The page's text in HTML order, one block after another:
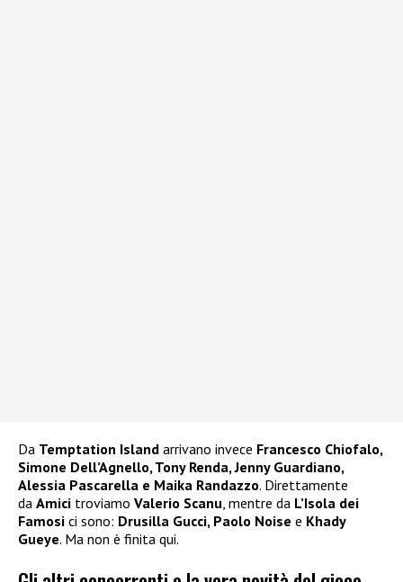
Da Temptation Island arrivano invece Francesco Chiofalo,
Simone Dell’Agnello, Tony Renda, Jenny Guardiano,
Alessia Pascarella e Maika Randazzo. Direttamente
da Amici troviamo Valerio Scanu, mentre da L’Isola dei
Famosi ci sono: Drusilla Gucci, Paolo Noise e Khady
Gueye. Ma non è finita qui.